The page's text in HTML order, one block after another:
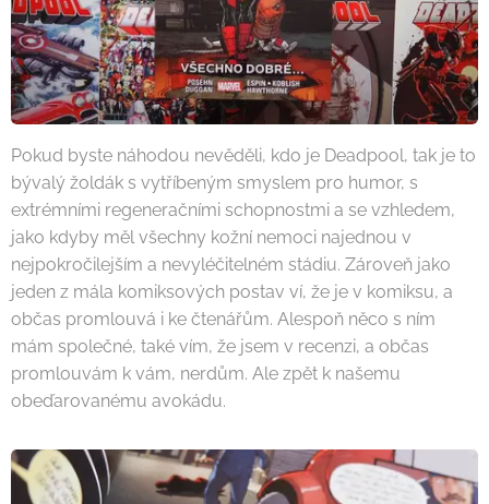
Pokud byste náhodou nevěděli, kdo je Deadpool, tak je to
bývalý žoldák s vytříbeným smyslem pro humor, s
extrémními regeneračními schopnostmi a se vzhledem,
jako kdyby měl všechny kožní nemoci najednou v
nejpokročilejším a nevyléčitelném stádiu. Zároveň jako
jeden z mála komiksových postav ví, že je v komiksu, a
občas promlouvá i ke čtenářům. Alespoň něco s ním
mám společné, také vím, že jsem v recenzi, a občas
promlouvám k vám, nerdům. Ale zpět k našemu
obeďarovanému avokádu.